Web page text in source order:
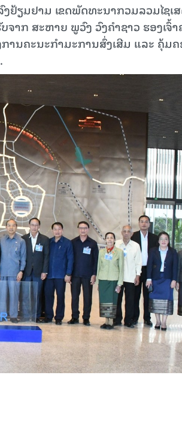
ຽມຢາມ ເຂດພັດທະນາກວມລວມໄຊເ
າກ ສະຫາຍ ພູວົງ ວົງຄໍາຊາວ ຮອງເຈົ້າ
ນຄະນະກຳມະການສົ່ງເສີມ ແລະ ຄຸ້ມຄ
15.040(07-08-